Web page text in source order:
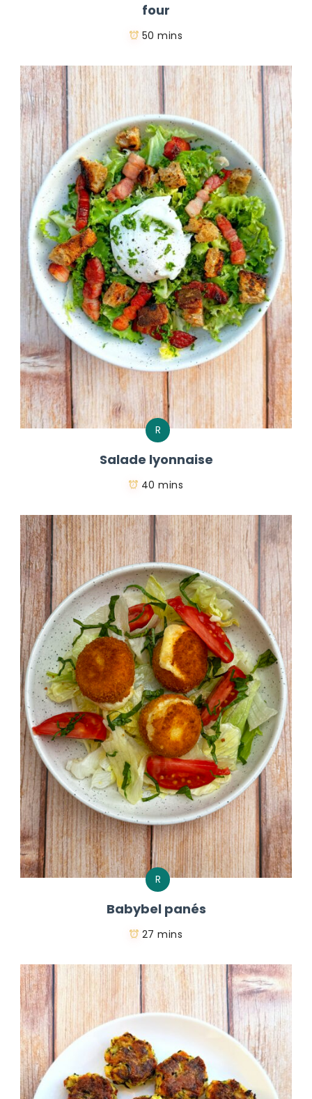
four
50 mins
R
Salade lyonnaise
40 mins
R
Babybel panés
27 mins